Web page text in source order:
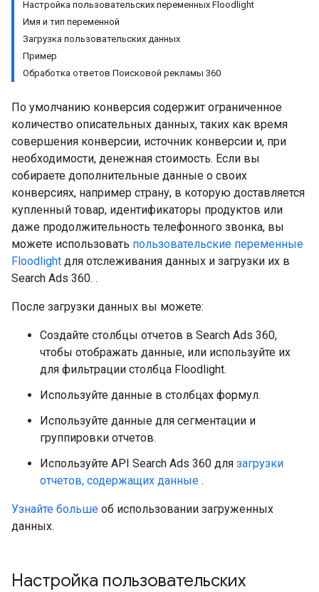
Настройка пользовательских переменных Floodlight
Имя и тип переменной
Загрузка пользовательских данных
Пример
Обработка ответов Поисковой рекламы 360
По умолчанию конверсия содержит ограниченное
количество описательных данных, таких как время
совершения конверсии, источник конверсии и, при
необходимости, денежная стоимость. Если вы
собираете дополнительные данные о своих
конверсиях, например страну, в которую доставляется
купленный товар, идентификаторы продуктов или
даже продолжительность телефонного звонка, вы
можете использовать пользовательские переменные
Floodlight для отслеживания данных и загрузки их в
Search Ads 360. .
После загрузки данных вы можете:
Создайте столбцы отчетов в Search Ads 360,
чтобы отображать данные, или используйте их
для фильтрации столбца Floodlight.
Используйте данные в столбцах формул.
Используйте данные для сегментации и
группировки отчетов.
Используйте API Search Ads 360 для загрузки
отчетов, содержащих данные .
Узнайте больше об использовании загруженных
данных.
Настройка пользовательских